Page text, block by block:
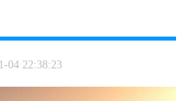
04 22:38:23